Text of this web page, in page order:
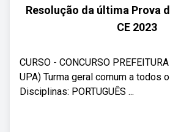
Resolução da última Prova
CE 2023
CURSO - CONCURSO
UPA) Turma geral comum a todos
Disciplinas: PORTUGUÊS ...